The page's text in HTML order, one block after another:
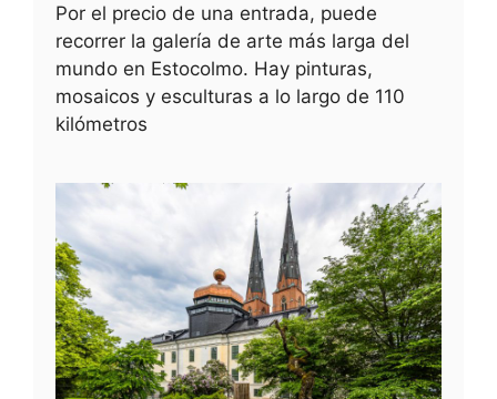
Por el precio de una entrada, puede
recorrer la galería de arte más larga del
mundo en Estocolmo. Hay pinturas,
mosaicos y esculturas a lo largo de 110
kilómetros